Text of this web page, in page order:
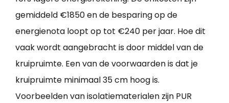
gemiddeld €1850 en de besparing op de
energienota loopt op tot €240 per jaar. Hoe dit
vaak wordt aangebracht is door middel van de
kruipruimte. Een van de voorwaarden is dat je
kruipruimte minimaal 35 cm hoog is.
Voorbeelden van isolatiematerialen zijn PUR